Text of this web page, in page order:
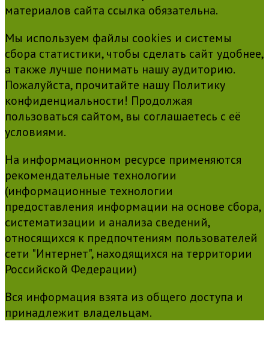
материалов сайта ссылка обязательна.
Мы используем файлы cookies и системы
сбора статистики, чтобы сделать сайт удобнее,
а также лучше понимать нашу аудиторию.
Пожалуйста, прочитайте нашу Политику
конфиденциальности! Продолжая
пользоваться сайтом, вы соглашаетесь с её
условиями.
На информационном ресурсе применяются
рекомендательные технологии
(информационные технологии
предоставления информации на основе сбора,
систематизации и анализа сведений,
относящихся к предпочтениям пользователей
сети "Интернет", находящихся на территории
Российской Федерации)
Вся информация взята из общего доступа и
принадлежит владельцам.